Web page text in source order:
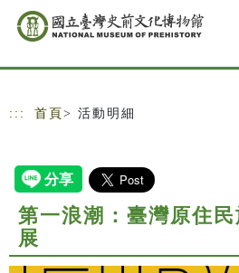
跳到主要內容
網站導覽
::: 首頁 > 活動明細
第一浪潮：臺灣原住
展